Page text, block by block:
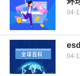
04-
04-